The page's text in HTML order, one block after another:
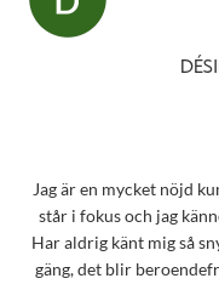
Jag är en mycket nöjd
står i fokus och jag
Har aldrig känt mig så
gäng, det blir